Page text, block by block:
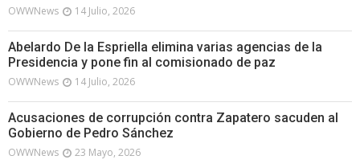
OWWNews 14 Julio, 2026
Abelardo De la Espriella elimina varias agencias de la
Presidencia y pone fin al comisionado de paz
OWWNews 14 Julio, 2026
Acusaciones de corrupción contra Zapatero sacuden al
Gobierno de Pedro Sánchez
OWWNews 23 Mayo, 2026